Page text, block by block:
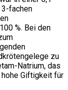
3-fachen
%. Bei den
zu
Natrium, das
Giftigkeit für